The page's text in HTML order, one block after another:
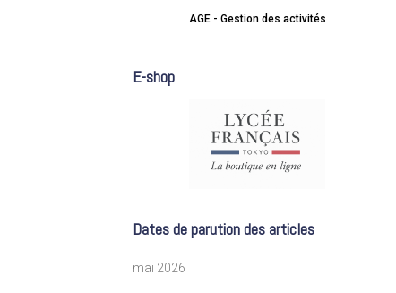
AGE - Gestion des activités
E-shop
Dates de parution des articles
mai 2026